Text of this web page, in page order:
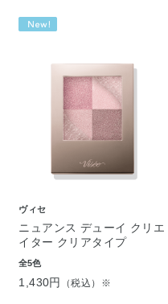
ヴィセ
ニュアンス デューイ クリエ
イター クリアタイプ
全5色
1,430円 （税込）※